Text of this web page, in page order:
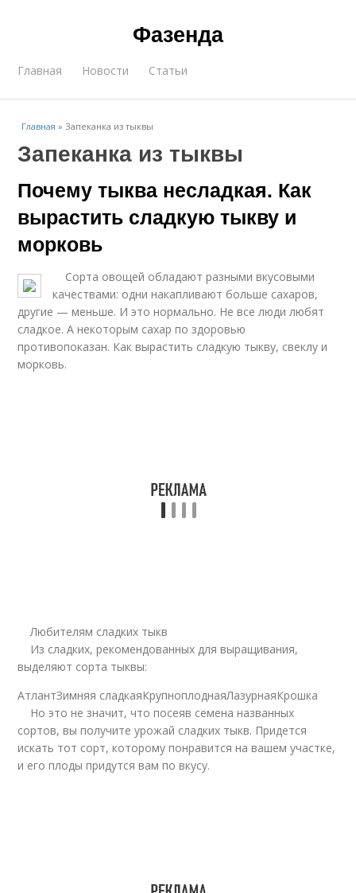
Фазенда
Главная Новости Статьи
Главная »Запеканка из тыквы
Запеканка из тыквы
Почему тыква несладкая. Как
вырастить сладкую тыкву и
морковь
Сорта овощей обладают разными вкусовыми
качествами: одни накапливают больше сахаров,
другие — меньше. И это нормально. Не все люди любят
сладкое. А некоторым сахар по здоровью
противопоказан. Как вырастить сладкую тыкву, свеклу и
морковь.
Любителям сладких тыкв
Из сладких, рекомендованных для выращивания,
выделяют сорта тыквы:
АтлантЗимняя сладкаяКрупноплоднаяЛазурнаяКрошка
Но это не значит, что посеяв семена названных
сортов, вы получите урожай сладких тыкв. Придется
искать тот сорт, которому понравится на вашем участке,
и его плоды придутся вам по вкусу.